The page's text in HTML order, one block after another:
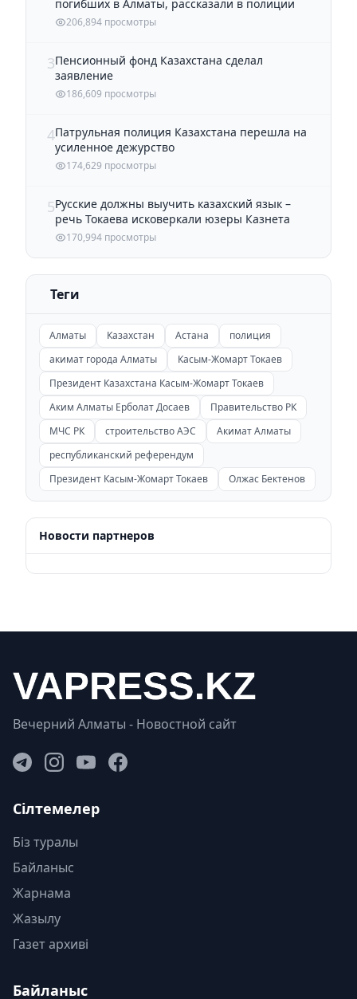
погибших в Алматы, рассказали в полиции
206,894 просмотры
3Пенсионный фонд Казахстана сделал
заявление
186,609 просмотры
4Патрульная полиция Казахстана перешла на
усиленное дежурство
174,629 просмотры
5Русские должны выучить казахский язык –
речь Токаева исковеркали юзеры Казнета
170,994 просмотры
Теги
Алматы Казахстан Астана
полиция
акимат города Алматы
Касым-Жомарт Токаев
Президент Казахстана Касым-Жомарт Токаев
Аким Алматы Ерболат Досаев
Правительство РК
МЧС РК
строительство АЭС
Акимат Алматы
республиканский референдум
Президент Касым-Жомарт Токаев
Олжас Бектенов
Новости партнеров
Вечерний Алматы - Новостной сайт
Сілтемелер
Біз туралы
Байланыс
Жарнама
Жазылу
Газет архиві
Байланыс